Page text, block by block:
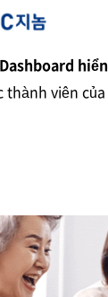
Dashboard
thành viên